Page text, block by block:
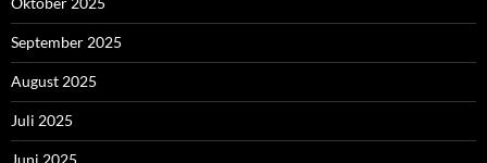
September 2025
August 2025
Juli 2025